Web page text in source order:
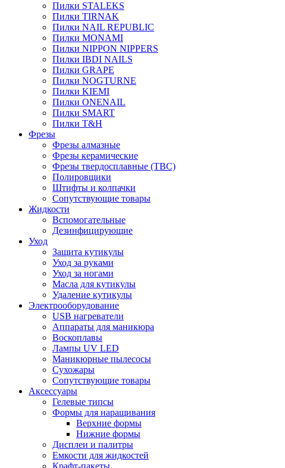
Пилки STALEKS
Пилки TIRNAK
Пилки NAIL REPUBLIC
Пилки MONAMI
Пилки NIPPON NIPPERS
Пилки IBDI NAILS
Пилки GRAPE
Пилки NOGTURNE
Пилки KIEMI
Пилки ONENAIL
Пилки SMART
Пилки T&H
Фрезы
Фрезы алмазные
Фрезы керамические
Фрезы твердосплавные (ТВС)
Полировщики
Штифты и колпачки
Сопутствующие товары
Жидкости
Вспомогательные
Дезинфицирующие
Уход
Защита кутикулы
Уход за руками
Уход за ногами
Масла для кутикулы
Удаление кутикулы
Электрооборудование
USB нагреватели
Аппараты для маникюра
Воскоплавы
Лампы UV LED
Маникюрные пылесосы
Сухожары
Сопутствующие товары
Аксессуары
Гелевые типсы
Формы для наращивания
Верхние формы
Нижние формы
Дисплеи и палитры
Емкости для жидкостей
Крафт-пакеты